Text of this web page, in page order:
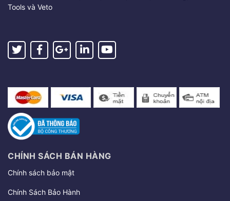
Tools và Veto
CHÍNH SÁCH BÁN HÀNG
Chính sách bảo mật
Chính Sách Bảo Hành